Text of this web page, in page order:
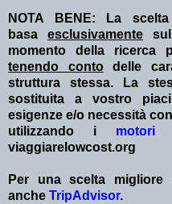
NOTA BENE: La
basa esclusivamente
momento della ricerca
tenendo contodelle
struttura stessa. La
sostituita a vostro
esigenze e/o necessità
utilizzando i motori
viaggiarelowcost.org
Per una scelta
anche TripAdvisor.